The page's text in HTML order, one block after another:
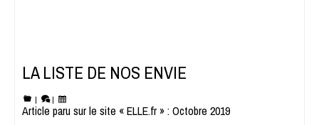
LA LISTE DE NOS ENVIE
| |
Article paru sur le site « ELLE.fr » : Octobre 2019